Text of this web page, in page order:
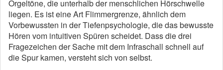
Orgeltöne, die unterhalb der menschlichen Hörschwelle
liegen. Es ist eine Art Flimmergrenze, ähnlich dem
Vorbewussten in der Tiefenpsychologie, die das bewusste
Hören vom intuitiven Spüren scheidet. Dass die drei
Fragezeichen der Sache mit dem Infraschall schnell auf
die Spur kamen, versteht sich von selbst.